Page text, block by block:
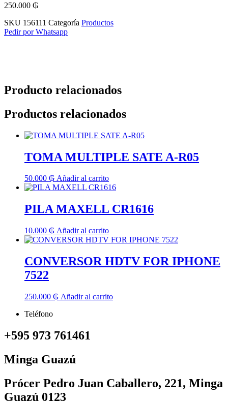
250.000 ₲
SKU 156111 Categoría Productos
Pedir por Whatsapp
Producto relacionados
Productos relacionados
TOMA MULTIPLE SATE A-R05
50.000 ₲ Añadir al carrito
PILA MAXELL CR1616
10.000 ₲ Añadir al carrito
CONVERSOR HDTV FOR IPHONE
7522
250.000 ₲ Añadir al carrito
Teléfono
+595 973 761461
Minga Guazú
Prócer Pedro Juan Caballero, 221, Minga
Guazú 0123